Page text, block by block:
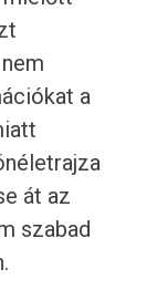
a
át az
szabad